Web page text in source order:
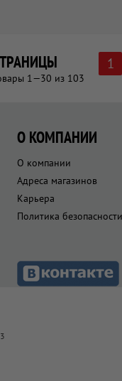
1—30 из 103
1
О КОМПАНИИ
О компании
Адреса магазинов
Карьера
Политика безопасности